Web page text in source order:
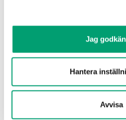
Jag
Hantera
Avvisa